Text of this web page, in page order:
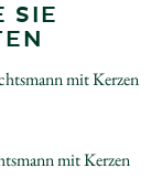
SIE
mit Kerzen